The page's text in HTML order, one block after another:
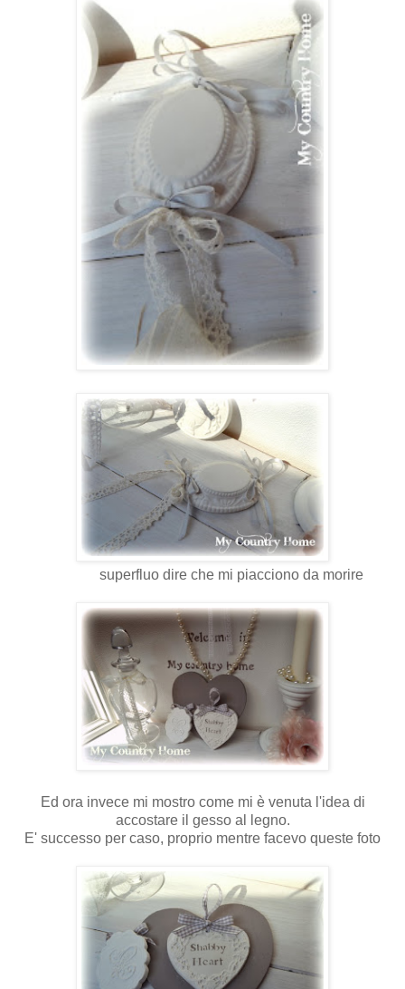
superfluo dire che mi piacciono da morire
Ed ora invece mi mostro come mi è venuta l'idea di
accostare il gesso al legno.
E' successo per caso, proprio mentre facevo queste foto